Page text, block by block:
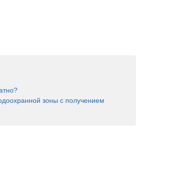
зоны с получением